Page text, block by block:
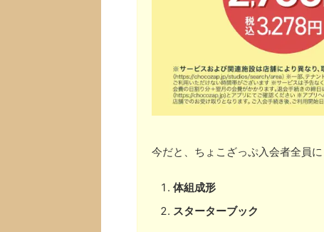
今だと、ちょこざっぷ入会者全員に
体組成形
スターターブック